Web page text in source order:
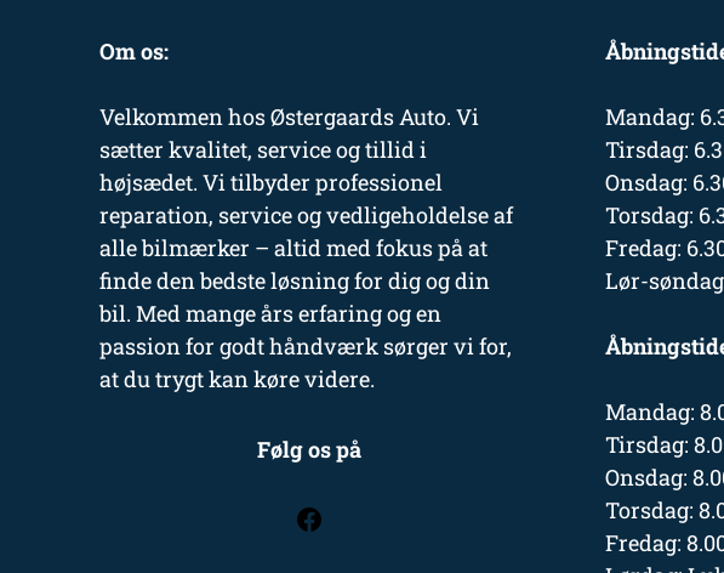
Om os:
Velkommen hos Østergaards Auto. Vi
sætter kvalitet, service og tillid i
højsædet. Vi tilbyder professionel
reparation, service og vedligeholdelse af
alle bilmærker – altid med fokus på at
finde den bedste løsning for dig og din
bil. Med mange års erfaring og en
passion for godt håndværk sørger vi for,
at du trygt kan køre videre.
Følg os på
Mandag:
Tirsdag:
Onsdag:
Torsdag:
Fredag:
Lør-
Mandag:
Tirsdag:
Onsdag:
Torsdag:
Fredag: